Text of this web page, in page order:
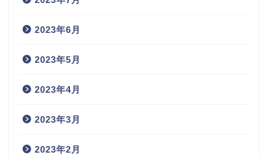
2023年6月
2023年5月
2023年4月
2023年3月
2023年2月